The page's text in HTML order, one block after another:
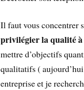
Il faut vous concentrer
privilégier la qualité
mettre d’objectifs
qualitatifs (
entreprise et je